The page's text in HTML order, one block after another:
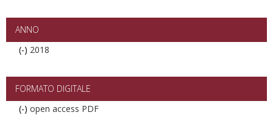
filter
ANNO
(-) Remove
filter
2018
FORMATO DIGITALE
(-) Remove
open access PDF